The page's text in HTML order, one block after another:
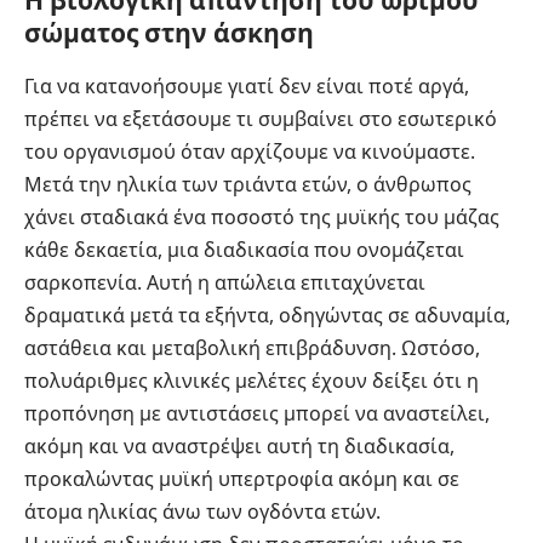
σώματος στην άσκηση
Για να κατανοήσουμε γιατί δεν είναι ποτέ αργά,
πρέπει να εξετάσουμε τι συμβαίνει στο εσωτερικό
του οργανισμού όταν αρχίζουμε να κινούμαστε.
Μετά την ηλικία των τριάντα ετών, ο άνθρωπος
χάνει σταδιακά ένα ποσοστό της μυϊκής του μάζας
κάθε δεκαετία, μια διαδικασία που ονομάζεται
σαρκοπενία. Αυτή η απώλεια επιταχύνεται
δραματικά μετά τα εξήντα, οδηγώντας σε αδυναμία,
αστάθεια και μεταβολική επιβράδυνση. Ωστόσο,
πολυάριθμες κλινικές μελέτες έχουν δείξει ότι η
προπόνηση με αντιστάσεις μπορεί να αναστείλει,
ακόμη και να αναστρέψει αυτή τη διαδικασία,
προκαλώντας μυϊκή υπερτροφία ακόμη και σε
άτομα ηλικίας άνω των ογδόντα ετών.